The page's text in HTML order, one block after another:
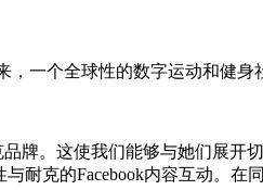
一个全球性的数字运动和健身
牌。这使我们能够与她们展
克的Facebook内容互动。在